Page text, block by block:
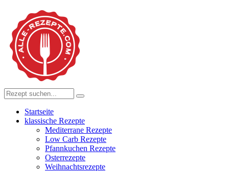
Startseite
klassische Rezepte
Mediterrane Rezepte
Low Carb Rezepte
Pfannkuchen Rezepte
Osterrezepte
Weihnachtsrezepte